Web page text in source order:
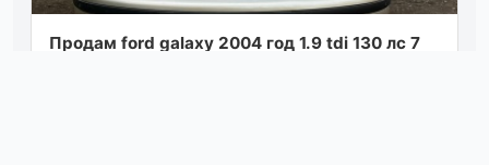
Продам ford galaxy 2004 год 1.9 tdi 130 лс 7